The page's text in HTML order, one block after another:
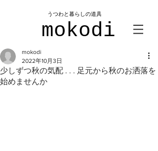
mokodi
​うつわと暮らしの道具
少しずつ秋の気配 . . . 足元から秋のお洒落を
始めませんか
mokodi
2022年10月3日